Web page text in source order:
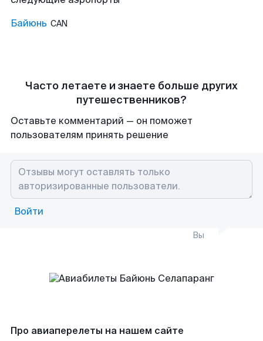
Байюнь CAN
Часто летаете и знаете больше других
путешественников?
Оставьте комментарий — он поможет
пользователям принять решение
Войти
Вы
Про авиаперелеты на нашем сайте